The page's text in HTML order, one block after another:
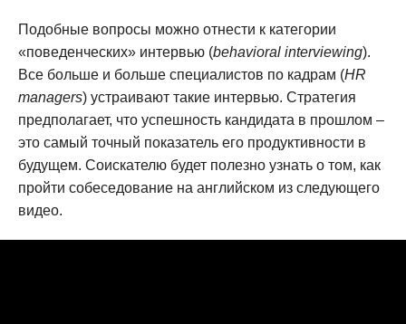
Подобные вопросы можно отнести к категории
«поведенческих» интервью (behavioral interviewing).
Все больше и больше специалистов по кадрам (HR
managers) устраивают такие интервью. Стратегия
предполагает, что успешность кандидата в прошлом –
это самый точный показатель его продуктивности в
будущем. Соискателю будет полезно узнать о том, как
пройти собеседование на английском из следующего
видео.